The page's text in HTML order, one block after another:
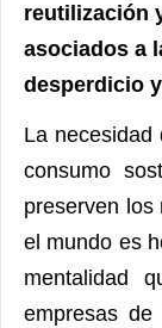
reutilización
asociados a
desperdicio
La necesidad
consumo
preserven los
el mundo es
mentalidad
empresas